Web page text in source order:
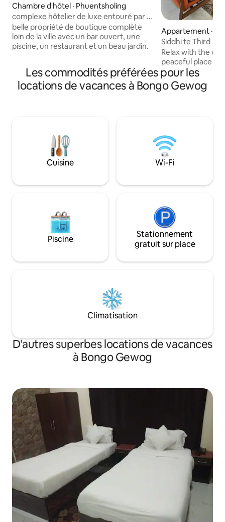
Chambre d'hôtel · Phuentsholing
complexe hôtelier de luxe entouré par la
nature.
belle propriété de boutique complète
loin de la ville avec un bar ouvert, une
piscine, un restaurant et un beau jardin.
Appartement ·
Siddhi te Third
Relax with the
peaceful place to
Les commodités préférées pour les
locations de vacances à Bongo Gewog
Cuisine Wi-Fi
Piscine
Stationnement
gratuit sur place
Climatisation
D'autres superbes locations de vacances
à Bongo Gewog